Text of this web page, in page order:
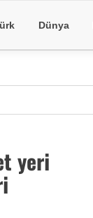
Dünya
yeri